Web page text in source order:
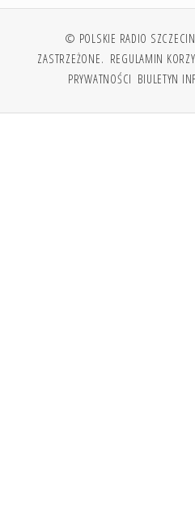
© POLSKIE RADIO
ZASTRZEŻONE. REGULAMIN
PRYWATNOŚCI BIULETYN